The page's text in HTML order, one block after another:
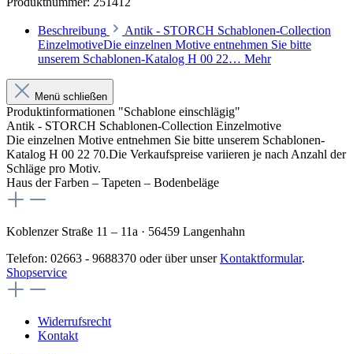
Beschreibung
Antik - STORCH Schablonen-Collection
EinzelmotiveDie einzelnen Motive entnehmen Sie bitte
unserem Schablonen-Katalog H 00 22… Mehr
Menü schließen
Produktinformationen "Schablone einschlägig"
Antik - STORCH Schablonen-Collection Einzelmotive
Die einzelnen Motive entnehmen Sie bitte unserem Schablonen-
Katalog H 00 22 70.Die Verkaufspreise variieren je nach Anzahl der
Schläge pro Motiv.
Haus der Farben – Tapeten – Bodenbeläge
Koblenzer Straße 11 – 11a · 56459 Langenhahn
Telefon: 02663 - 9688370 oder über unserKontaktformular.
Shopservice
Widerrufsrecht
Kontakt